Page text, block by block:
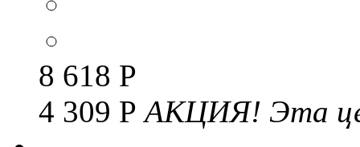
8 618 Р
4 309 РАКЦИЯ! Эта